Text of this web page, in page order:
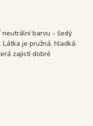
neutrální barvu - šedý
je pružná, hladká.
zajistí dobré